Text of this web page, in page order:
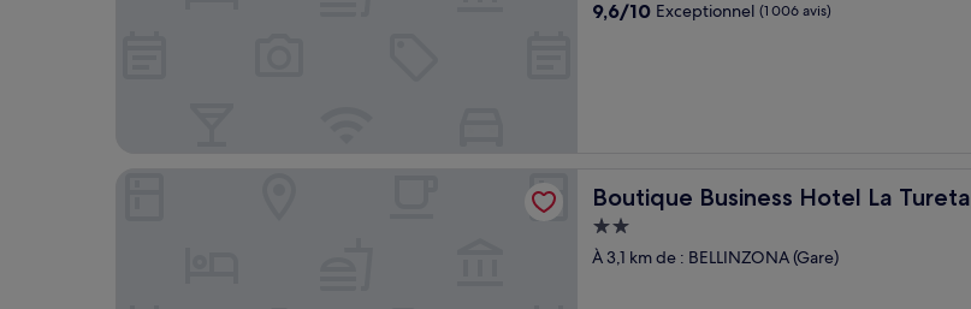
9.6
9,6/10 Exceptionnel (1 006 avis)
Boutique Business Hotel La Tureta
Boutique Business Hotel La Tureta
Hébergement
2.0 étoiles
À 3,1 km de : BELLINZONA (Gare)